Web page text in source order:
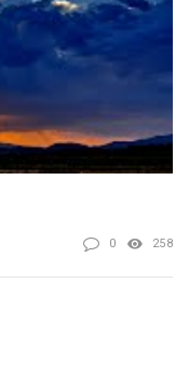
0 258